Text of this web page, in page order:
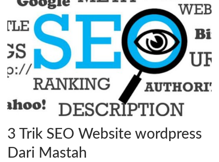
3 Trik SEO Website wordpress
Dari Mastah